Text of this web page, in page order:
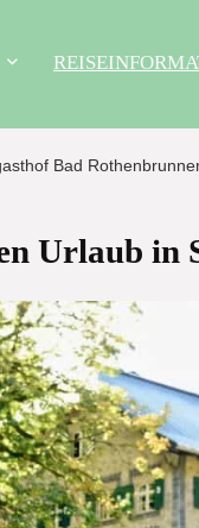
Bad
Urlaub in